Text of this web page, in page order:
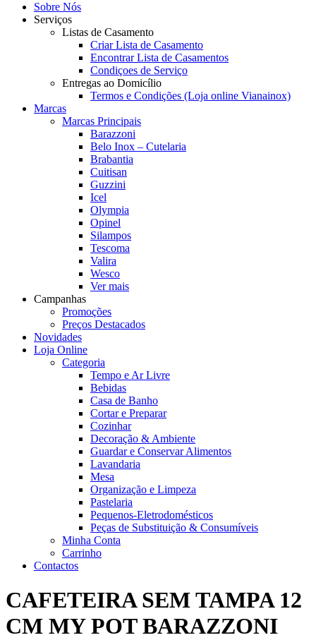
Sobre Nós
Serviços
Listas de Casamento
Criar Lista de Casamento
Encontrar Lista de Casamentos
Condiçoes de Serviço
Entregas ao Domicílio
Termos e Condições (Loja online Vianainox)
Marcas
Marcas Principais
Barazzoni
Belo Inox – Cutelaria
Brabantia
Cuitisan
Guzzini
Icel
Olympia
Opinel
Silampos
Tescoma
Valira
Wesco
Ver mais
Campanhas
Promoções
Preços Destacados
Novidades
Loja Online
Categoria
Tempo e Ar Livre
Bebidas
Casa de Banho
Cortar e Preparar
Cozinhar
Decoração & Ambiente
Guardar e Conservar Alimentos
Lavandaria
Mesa
Organização e Limpeza
Pastelaria
Pequenos-Eletrodomésticos
Peças de Substituição & Consumíveis
Minha Conta
Carrinho
Contactos
CAFETEIRA SEM TAMPA 12
CM MY POT BARAZZONI